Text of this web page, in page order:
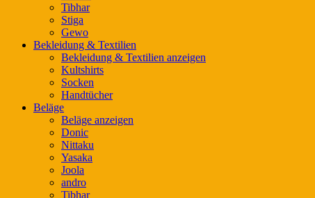
Tibhar
Stiga
Gewo
Bekleidung & Textilien
Bekleidung & Textilien anzeigen
Kultshirts
Socken
Handtücher
Beläge
Beläge anzeigen
Donic
Nittaku
Yasaka
Joola
andro
Tibhar